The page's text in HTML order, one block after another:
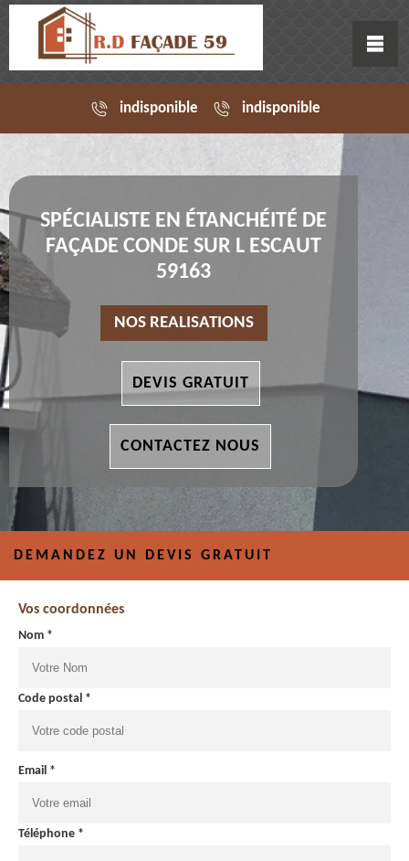
indisponible indisponible
SPÉCIALISTE EN ÉTANCHÉITÉ DE
FAÇADE CONDE SUR L ESCAUT
59163
NOS REALISATIONS
DEVIS GRATUIT
CONTACTEZ NOUS
DEMANDEZ UN DEVIS GRATUIT
Vos coordonnées
Nom *
Code postal *
Email *
Téléphone *